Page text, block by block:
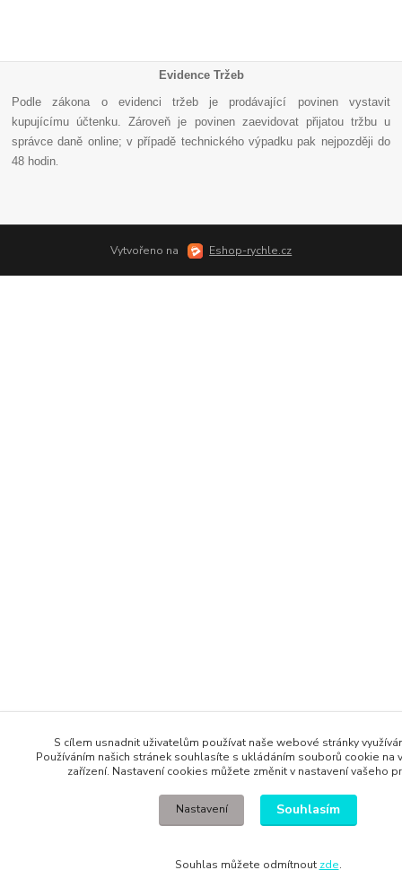
Evidence Tržeb
Podle zákona o evidenci tržeb je prodávající povinen vystavit
kupujícímu účtenku. Zároveň je povinen zaevidovat přijatou tržbu u
správce daně online; v případě technického výpadku pak nejpozději do
48 hodin
Vytvořeno na Eshop-rychle.cz
S cílem usnadnit uživatelům používat naše webové stránky
Používáním našich stránek souhlasíte s ukládáním souborů cookie na
zařízení. Nastavení cookies můžete změnit v nastavení vašeho
Nastavení Souhlasím
Souhlas můžete odmítnout zde.